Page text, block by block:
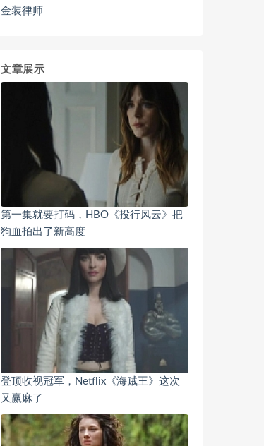
金装律师
文章展示
第一集就要打码，HBO《投行风云》把
狗血拍出了新高度
登顶收视冠军，Netflix《海贼王》这次
又赢麻了